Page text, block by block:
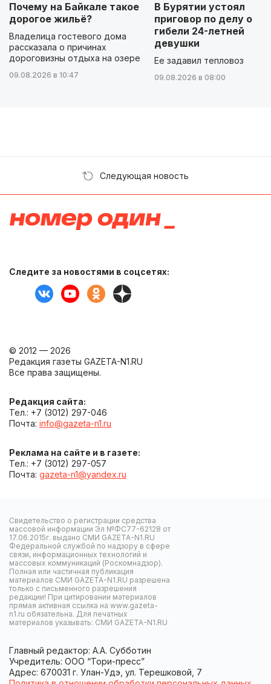
Почему на Байкале такое
дорогое жильё?
Владелица гостевого дома
рассказала о причинах
дороговизны отдыха на озере
09.08.2026 в 10:47
В Бурятии устоял
приговор по делу о
гибели 24-летней
девушки
Ее задавил тепловоз
09.08.2026 в 08:00
Следующая новость
Следите за новостями в соцсетях:
© 2012 — 2026
Редакция газеты GAZETA-N1.RU
Все права защищены.
Редакция сайта:
Тел.: +7 (3012) 297-046
Почта: info@gazeta-n1.ru
Реклама на сайте и в газете:
Тел.: +7 (3012) 297-057
Почта: gazeta-n1@yandex.ru
Свидетельство о регистрации средства
массовой информации Эл №ФС77-62128 от
17.06.2015г. выдано СМИ GAZETA-N1.RU
Федеральной службой по надзору в сфере
связи, информационных технологий и
массовых коммуникаций (Роскомнадзор).
Полная или частичная публикация
материалов СМИ GAZETA-N1.RU разрешена
только с письменного разрешения
редакции! При цитировании материалов
прямая активная ссылка на www.gazeta-
n1.ru обязательна. Для печатных
материалов указывать: СМИ GAZETA-N1.RU
Главный редактор: А.А. Субботин
Учредитель: ООО “Тори-пресс”
Адрес: 670031 г. Улан-Удэ, ул. Терешковой, 7